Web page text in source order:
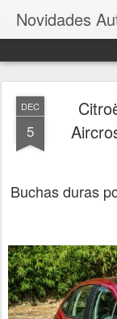
Novidades
DEC
5
Buchas duras